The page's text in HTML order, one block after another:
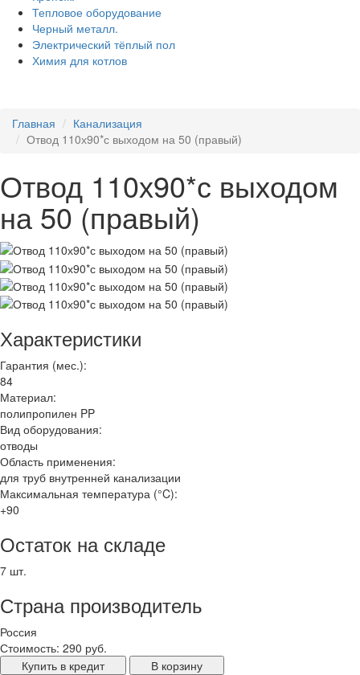
Тепловое оборудование
Черный металл.
Электрический тёплый пол
Химия для котлов
Главная
Канализация
Отвод 110х90*с выходом на 50 (правый)
Отвод 110х90*с выходом
на 50 (правый)
Характеристики
Гарантия (мес.):
84
Материал:
полипропилен PP
Вид оборудования:
отводы
Область применения:
для труб внутренней канализации
Максимальная температура (°C):
+90
Остаток на складе
7 шт.
Страна производитель
Россия
Стоимость: 290 руб.
Купить в кредит
В корзину